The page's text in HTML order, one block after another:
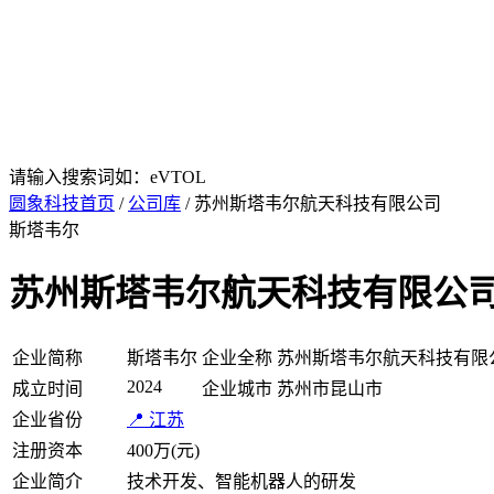
请输入搜索词如：eVTOL
圆象科技首页 / 公司库 / 苏州斯塔韦尔航天科技有限公司
斯塔韦尔
苏州斯塔韦尔航天科技有限公
企业简称 斯塔韦尔 企业全称 苏州斯塔韦尔航天科技有限
成立时间
2024 企业城市 苏州市昆山市
企业省份
📍 江苏
注册资本
400万(元)
企业简介
技术开发、智能机器人的研发